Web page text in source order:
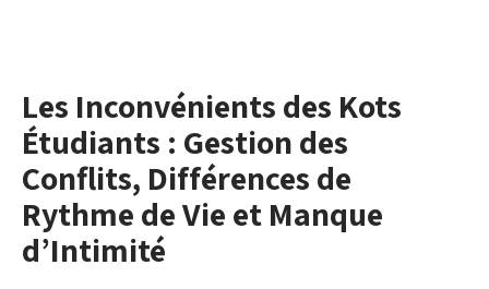
Les Inconvénients des Kots
Étudiants : Gestion des
Conflits, Différences de
Rythme de Vie et Manque
d’Intimité